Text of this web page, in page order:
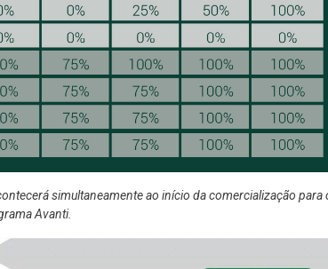
simultaneamente ao início da comercialização para
Avanti.